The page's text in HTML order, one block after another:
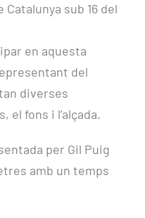
sub 16 del
en aquesta
del
diverses
el fons i l’alçada.
per Gil Puig
amb un temps